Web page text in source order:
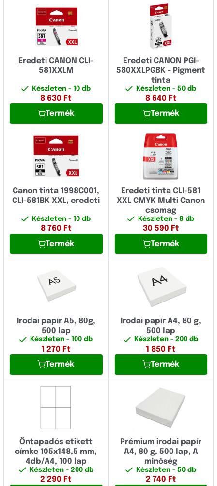
Eredeti CANON CLI-
581XXLM
Készleten- 10 db
8 630 Ft
Termék
Eredeti CANON PGI-
580XXLPGBK - Pigment
tinta
Készleten- 50 db
8 640 Ft
Termék
Canon tinta 1998C001,
CLI-581BK XXL, eredeti
Készleten- 10 db
8 760 Ft
Termék
Eredeti tinta CLI-581
XXL CMYK Multi Canon
csomag
Készleten- 8 db
30 590 Ft
Termék
Irodai papír A5, 80g,
500 lap
Készleten- 100 db
1 270 Ft
Termék
Irodai papír A4, 80 g,
500 lap
Készleten- 200 db
1 850 Ft
Termék
Öntapadós etikett
címke 105x148,5 mm,
4db/A4, 100 lap
Készleten - 200 db
2 290 Ft
Prémium irodai papír
A4, 80 g, 500 lap, A
minőség
Készleten- 50 db
2 740 Ft